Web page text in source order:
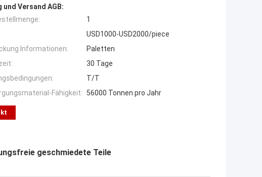
und Versand AGB:
1
USD1000-USD2000/piece
Informationen:
Paletten
30 Tage
T/T
Fähigkeit:
56000 Tonnen pro Jahr
geschmiedete Teile